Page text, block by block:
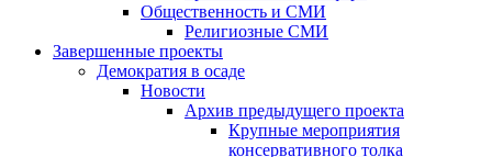
Общественность и СМИ
Религиозные СМИ
Завершенные проекты
Демократия в осаде
Новости
Архив предыдущего проекта
Крупные мероприятия
консервативного толка